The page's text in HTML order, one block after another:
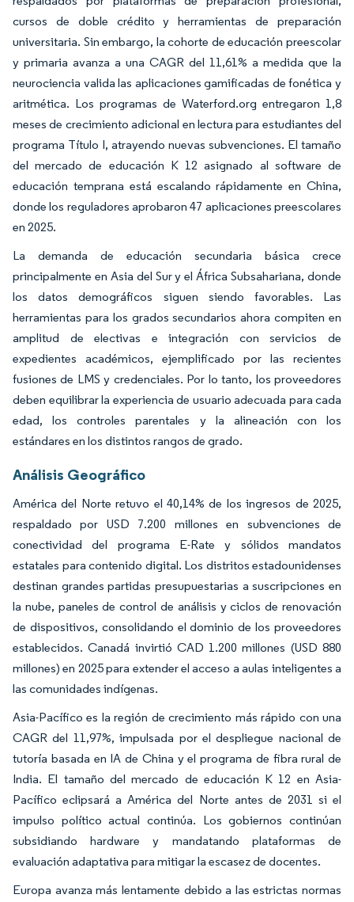
cursos de doble crédito y herramientas de preparación
universitaria. Sin embargo, la cohorte de educación preescolar
y primaria avanza a una CAGR del 11,61% a medida que la
neurociencia valida las aplicaciones gamificadas de fonética y
aritmética. Los programas de Waterford.org entregaron 1,8
meses de crecimiento adicional en lectura para estudiantes del
programa Título I, atrayendo nuevas subvenciones. El tamaño
del mercado de educación K 12 asignado al software de
educación temprana está escalando rápidamente en China,
donde los reguladores aprobaron 47 aplicaciones preescolares
en 2025.
La demanda de educación secundaria básica crece
principalmente en Asia del Sur y el África Subsahariana, donde
los datos demográficos siguen siendo favorables. Las
herramientas para los grados secundarios ahora compiten en
amplitud de electivas e integración con servicios de
expedientes académicos, ejemplificado por las recientes
fusiones de LMS y credenciales. Por lo tanto, los proveedores
deben equilibrar la experiencia de usuario adecuada para cada
edad, los controles parentales y la alineación con los
estándares en los distintos rangos de grado.
Análisis Geográfico
América del Norte retuvo el 40,14% de los ingresos de 2025,
respaldado por USD 7.200 millones en subvenciones de
conectividad del programa E-Rate y sólidos mandatos
estatales para contenido digital. Los distritos estadounidenses
destinan grandes partidas presupuestarias a suscripciones en
la nube, paneles de control de análisis y ciclos de renovación
de dispositivos, consolidando el dominio de los proveedores
establecidos. Canadá invirtió CAD 1.200 millones (USD 880
millones) en 2025 para extender el acceso a aulas inteligentes a
las comunidades indígenas.
Asia-Pacífico es la región de crecimiento más rápido con una
CAGR del 11,97%, impulsada por el despliegue nacional de
tutoría basada en IA de China y el programa de fibra rural de
India. El tamaño del mercado de educación K 12 en Asia-
Pacífico eclipsará a América del Norte antes de 2031 si el
impulso político actual continúa. Los gobiernos continúan
subsidiando hardware y mandatando plataformas de
evaluación adaptativa para mitigar la escasez de docentes.
Europa avanza más lentamente debido a las estrictas normas